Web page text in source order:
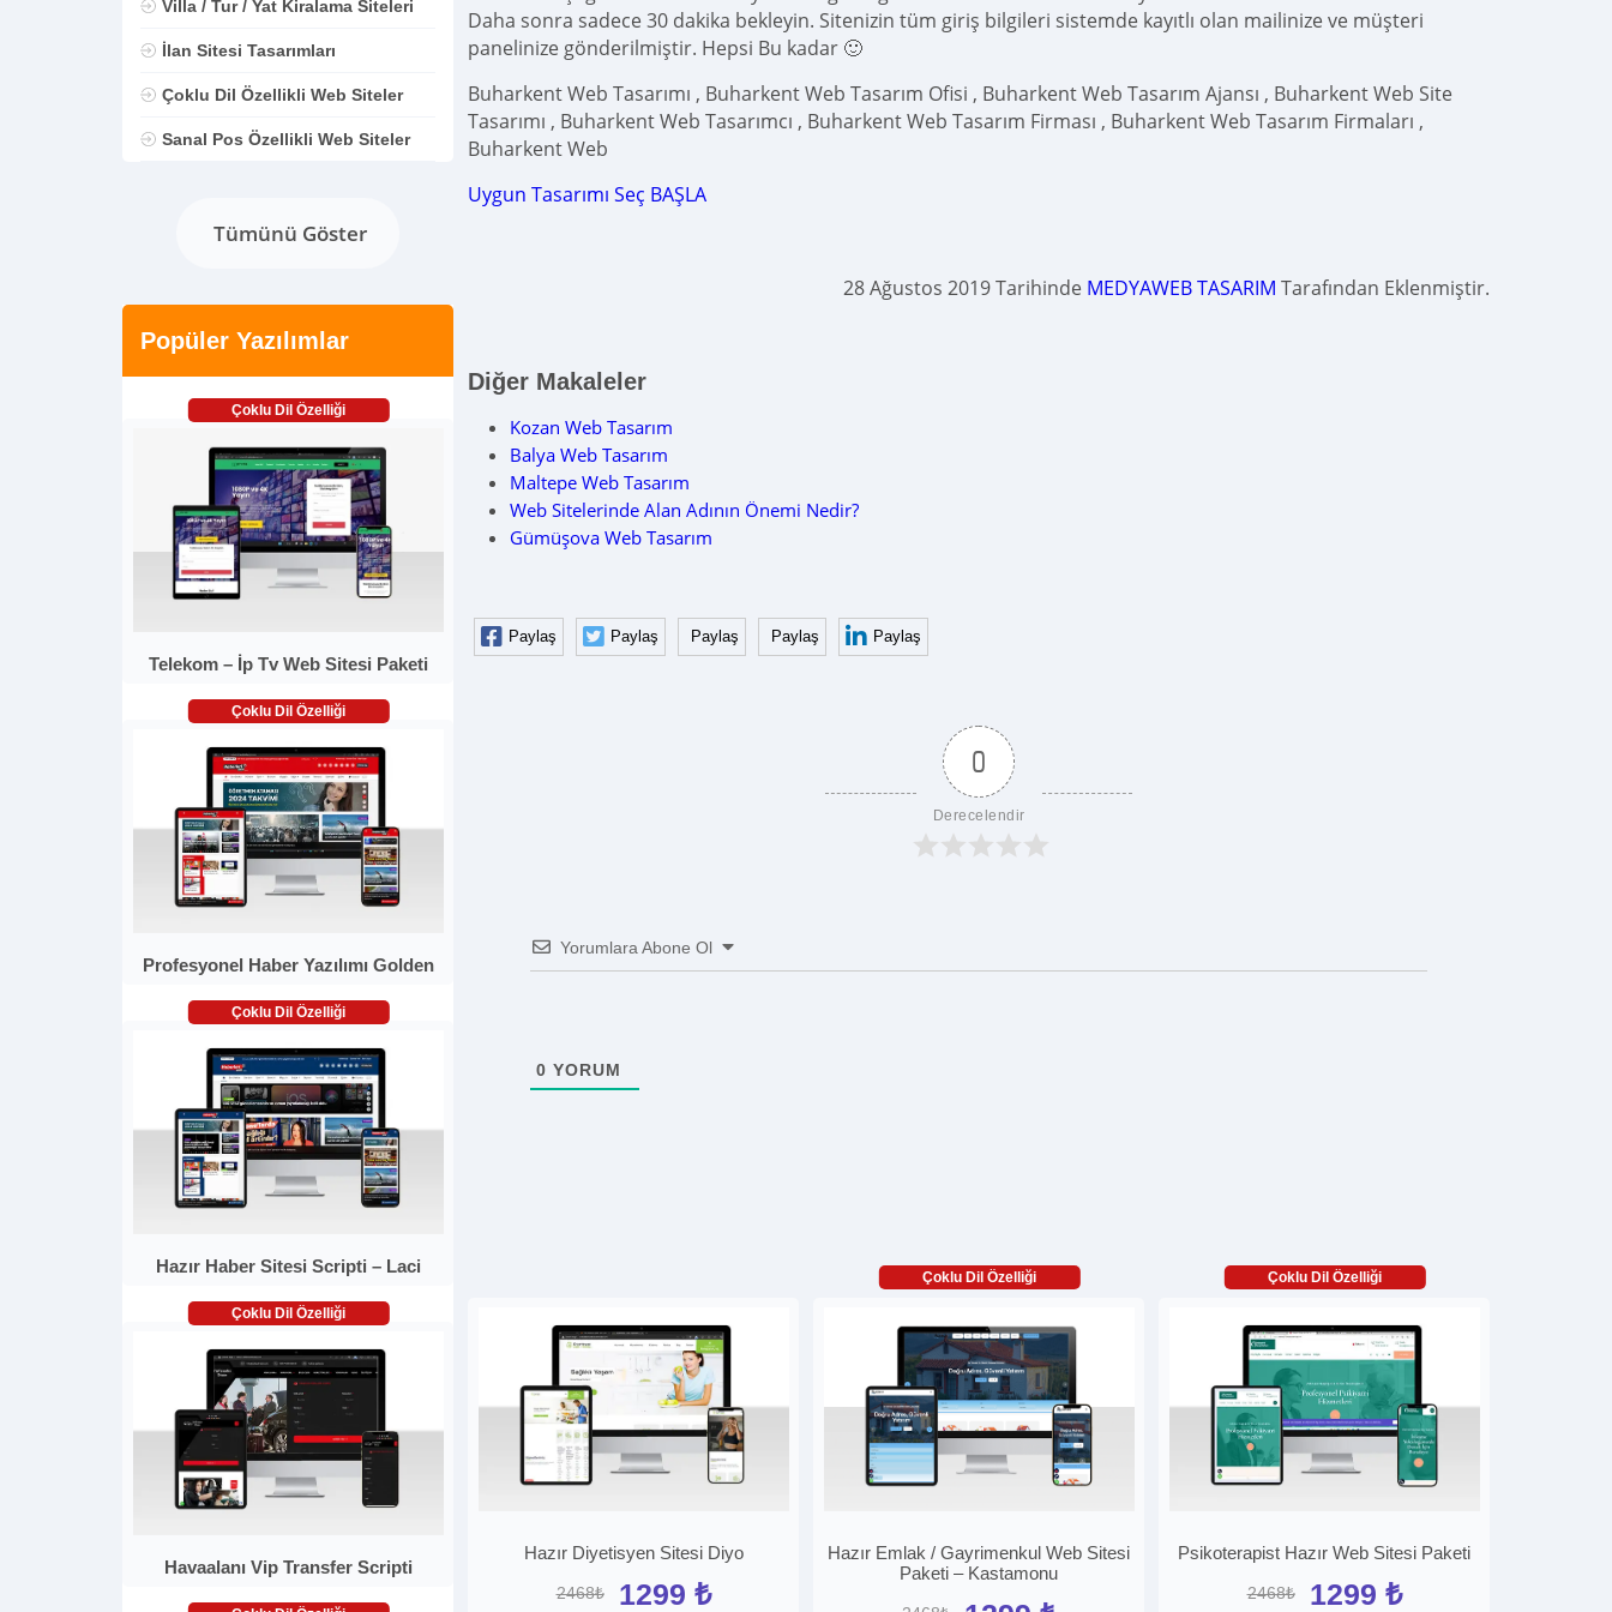
Villa / Tur / Yat Kiralama Siteleri
İlan Sitesi Tasarımları
Çoklu Dil Özellikli Web Siteler
Sanal Pos Özellikli Web Siteler
Tümünü Göster
Popüler Yazılımlar
Çoklu Dil Özelliği
Telekom – İp Tv Web Sitesi Paketi
Çoklu Dil Özelliği
Profesyonel Haber Yazılımı Golden
Çoklu Dil Özelliği
Hazır Haber Sitesi Scripti – Laci
Çoklu Dil Özelliği
Havaalanı Vip Transfer Scripti
Daha sonra sadece 30 dakika bekleyin. Sitenizin tüm giriş bilgileri sistemde kayıtlı olan mailinize ve müşteri
panelinize gönderilmiştir. Hepsi Bu kadar 🙂
Buharkent Web Tasarımı , Buharkent Web Tasarım Ofisi , Buharkent Web Tasarım Ajansı , Buharkent Web Site
Tasarımı , Buharkent Web Tasarımcı , Buharkent Web Tasarım Firması , Buharkent Web Tasarım Firmaları ,
Buharkent Web
Uygun Tasarımı Seç BAŞLA
28 Ağustos 2019 Tarihinde MEDYAWEB TASARIM Tarafından Eklenmiştir.
Diğer Makaleler
Kozan Web Tasarım
Balya Web Tasarım
Maltepe Web Tasarım
Web Sitelerinde Alan Adının Önemi Nedir?
Gümüşova Web Tasarım
Paylaş Paylaş Paylaş Paylaş Paylaş
0
Derecelendir
Yorumlara Abone Ol
0 YORUM
Hazır Diyetisyen Sitesi Diyo
2468₺ 1299 ₺
Çoklu Dil Özelliği
Hazır Emlak / Gayrimenkul Web Sitesi
Paketi – Kastamonu
Çoklu Dil Özelliği
Psikoterapist Hazır Web Sitesi Paketi
2468₺ 1299 ₺